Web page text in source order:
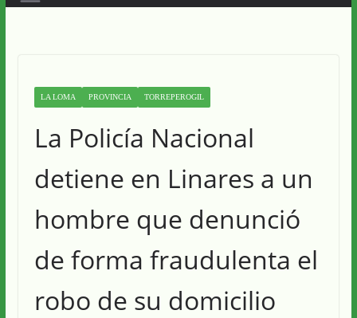
LA LOMA PROVINCIA TORREPEROGIL
La Policía Nacional
detiene en Linares a un
hombre que denunció
de forma fraudulenta el
robo de su domicilio